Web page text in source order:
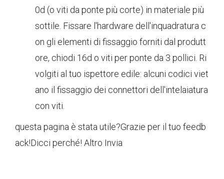
0d (o viti da ponte più corte) in materiale più
sottile. Fissare l'hardware dell'inquadratura c
on gli elementi di fissaggio forniti dal produtt
ore, chiodi 16d o viti per ponte da 3 pollici. Ri
volgiti al tuo ispettore edile: alcuni codici viet
ano il fissaggio dei connettori dell'intelaiatura
con viti.
questa pagina è stata utile?Grazie per il tuo feedb
ack!Dicci perché! Altro Invia